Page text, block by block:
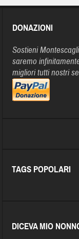
DONAZIONI
Sostieni
saremo
migliori tutti nostri
TAGS POPOLARI
DICEVA MIO